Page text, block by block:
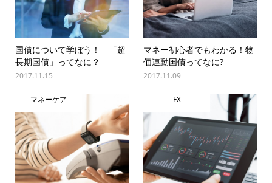
国債について学ぼう！ 「超
長期国債」ってなに？
2017.11.15
マネー初心者でもわかる！物
価連動国債ってなに?
2017.11.09
マネーケア FX